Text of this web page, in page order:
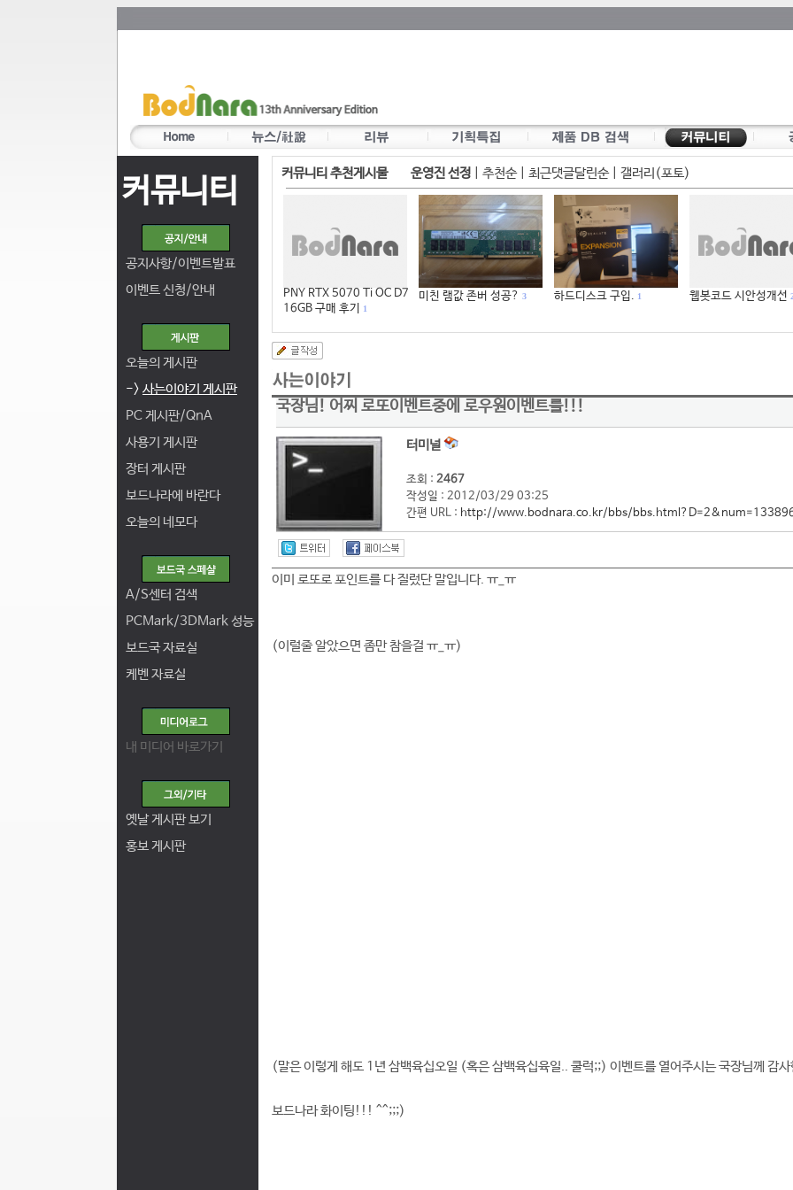
커뮤니티
공지사항/이벤트발표
이벤트 신청/안내
오늘의 게시판
-> 사는이야기 게시판
PC 게시판/QnA
사용기 게시판
장터 게시판
보드나라에 바란다
오늘의 네모다
A/S센터 검색
PCMark/3DMark 성능
보드국 자료실
케벤 자료실
내 미디어 바로가기
옛날 게시판 보기
홍보 게시판
커뮤니티 추천게시물 운영진 선정 추천순| 최근댓글달린순| 갤러리(포토)
PNY RTX 5070 Ti OC D7
16GB 구매 후기
1
미친 램값 존버 성공? 3 하드디스크 구입. 1 웹봇코드 시안성개선 2
국장님! 어찌 로또이벤트중에 로우원이벤트를!!!
터미널
조회 : 2467
작성일 : 2012/03/29 03:25
간편 URL : http://www.bodnara.co.kr/bbs/
이미 로또로 포인트를 다 질렀단 말입니다. ㅠ_ㅠ
(이럴줄 알았으면 좀만 참을걸 ㅠ_ㅠ)
(말은 이렇게 해도 1년 삼백육십오일 (혹은 삼백육십육일.. 쿨럭;;) 이벤트를 열어주시는 국장님께 감
보드나라 화이팅!!! ^^;;;)